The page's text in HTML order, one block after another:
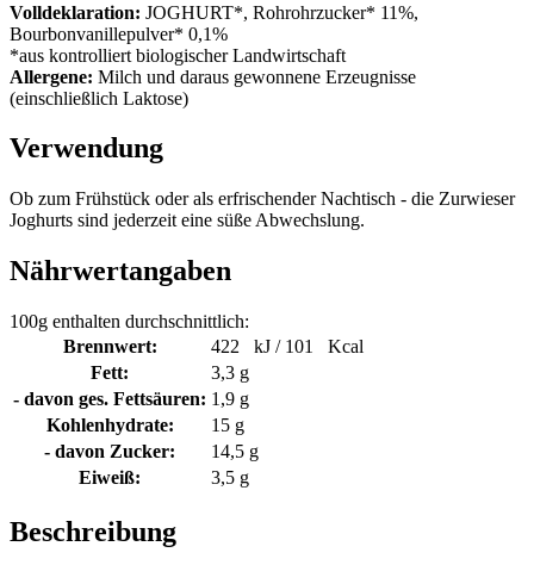
Volldeklaration: JOGHURT*, Rohrohrzucker* 11%,
Bourbonvanillepulver* 0,1%
*aus kontrolliert biologischer Landwirtschaft
Allergene: Milch und daraus gewonnene Erzeugnisse
(einschließlich Laktose)
Verwendung
Ob zum Frühstück oder als erfrischender Nachtisch - die Zurwieser
Joghurts sind jederzeit eine süße Abwechslung.
Nährwertangaben
100g enthalten durchschnittlich:
Brennwert:
422 kJ / 101 Kcal
Fett:
3,3 g
- davon ges. Fettsäuren: 1,9 g
Kohlenhydrate:
15 g
- davon Zucker:
14,5 g
Eiweiß:
3,5 g
Beschreibung